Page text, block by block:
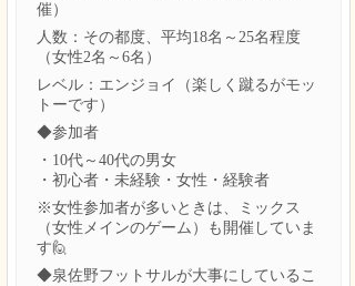
催）
人数：その都度、平均18名～25名程度
（女性2名～6名）
レベル：エンジョイ（楽しく蹴るがモッ
トーです）
◆参加者
・10代～40代の男女
・初心者・未経験・女性・経験者
※女性参加者が多いときは、ミックス
（女性メインのゲーム）も開催していま
す🙋
◆泉佐野フットサルが大事にしているこ